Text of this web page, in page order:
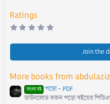
Ratings
0
0
(
)
Join the
More books from
বাংলা বই পড়ো - PDF
ডাউনলোড করুন পড়ো বইয়ের